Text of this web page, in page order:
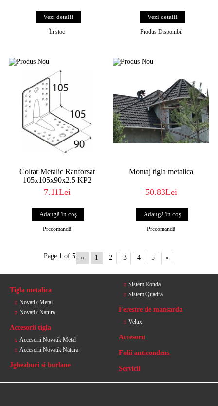
Vezi detalii
În stoc
Vezi detalii
Produs Disponibil
Coltar Metalic Ranforsat
105x105x90x2.5 KP2
7.11Lei
Precomandă
Montaj tigla metalica
50.83Lei
Precomandă
Page 1 of 5 « 1 2 3 4 5 »
Tigla metalica
Novatik Metal
Novatik Natura
Accesorii tigla
Accesorii Novatik Metal
Accesorii Novatik Natura
Jgheaburi si burlane
Sistem Ronda
Sistem Quadra
Ferestre de mansarda
Velux
Accesorii
Folii anticondens
Servicii